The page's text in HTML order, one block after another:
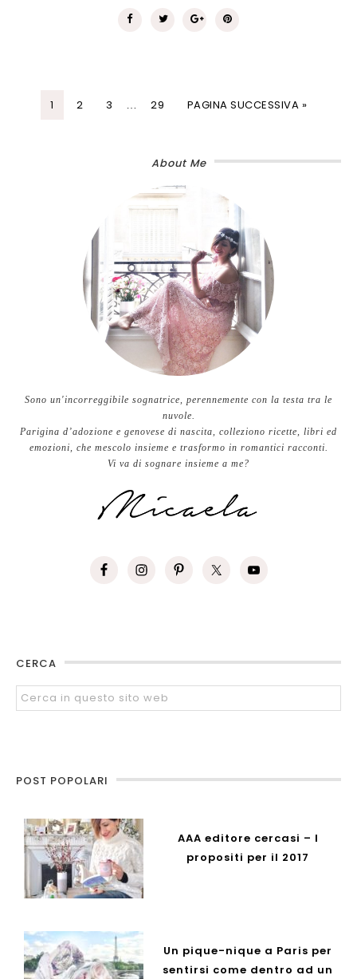
1 2 3 29 PAGINA SUCCESSIVA »
About Me
Sono un'incorreggibile sognatrice, perennemente con la testa tra le
nuvole.
Parigina d’adozione e genovese di nascita, colleziono ricette, libri ed
emozioni, che mescolo insieme e trasformo in romantici racconti.
Vi va di sognare insieme a me?
CERCA
POST POPOLARI
AAA editore cercasi – I
propositi per il 2017
Un pique-nique a Paris per
sentirsi come dentro ad un